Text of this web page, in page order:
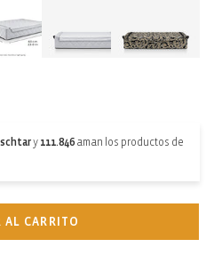
y 111.846 aman los productos de
AL CARRITO